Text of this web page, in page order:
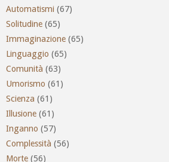
Automatismi (67)
Solitudine (65)
Immaginazione (65)
Linguaggio (65)
Comunità (63)
Umorismo (61)
Scienza (61)
Illusione (61)
Inganno (57)
Complessità (56)
Morte (56)